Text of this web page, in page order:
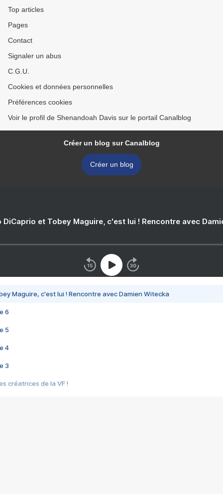
Top articles
Pages
Contact
Signaler un abus
C.G.U.
Cookies et données personnelles
Préférences cookies
Voir le profil de Shenandoah Davis sur le portail Canalblog
Créer un blog sur Canalblog
Créer un blog
DiCaprio et Tobey Maguire, c'est lui ! Rencontre avec
Maguire, c'est lui ! Rencontre avec Damien Witecka
6
5
4
3
créatrices de la VF !